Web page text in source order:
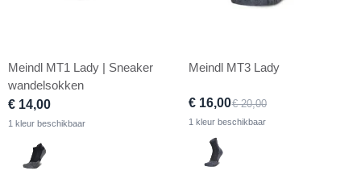
Meindl MT1 Lady | Sneaker
wandelsokken
€ 14,00
1 kleur beschikbaar
Meindl MT3 Lady
€ 16,00€ 20,00
1 kleur beschikbaar